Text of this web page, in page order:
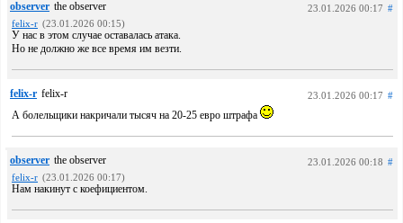
observer the observer 23.01.2026 00:17 #
felix-r (23.01.2026 00:15)
У нас в этом случае оставалась атака.
Но не должно же все время им везти.
felix-r felix-r 23.01.2026 00:17 #
А болельщики накричали тысяч на 20-25 евро штрафа
observer the observer 23.01.2026 00:18 #
felix-r (23.01.2026 00:17)
Нам накинут с коефициентом.